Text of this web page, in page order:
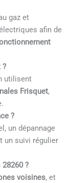
gaz et
afin de
?
utilisent
Frisquet,
?
un dépannage
un suivi régulier
?
voisines, et